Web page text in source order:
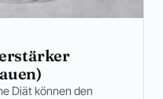
Diät können den